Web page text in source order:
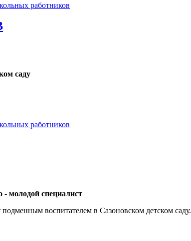
работников
саду
работников
молодой специалист
подменным воспитателем в Сазоновском детском саду.